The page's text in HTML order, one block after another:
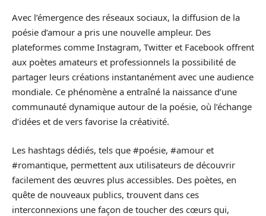
Avec l’émergence des réseaux sociaux, la diffusion de la
poésie d’amour a pris une nouvelle ampleur. Des
plateformes comme Instagram, Twitter et Facebook offrent
aux poètes amateurs et professionnels la possibilité de
partager leurs créations instantanément avec une audience
mondiale. Ce phénomène a entraîné la naissance d’une
communauté dynamique autour de la poésie, où l’échange
d’idées et de vers favorise la créativité.
Les hashtags dédiés, tels que #poésie, #amour et
#romantique, permettent aux utilisateurs de découvrir
facilement des œuvres plus accessibles. Des poètes, en
quête de nouveaux publics, trouvent dans ces
interconnexions une façon de toucher des cœurs qui,